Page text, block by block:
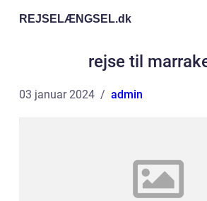
REJSELÆNGSEL.dk
rejse til
03 januar 2024 admin